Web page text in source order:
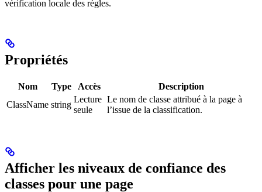
vérification locale des règles.
Propriétés
Nom Type Accès
Description
ClassName string
Lecture
seule
Le nom de classe attribué à la page à
l’issue de la classification.
Afficher les niveaux de confiance des
classes pour une page